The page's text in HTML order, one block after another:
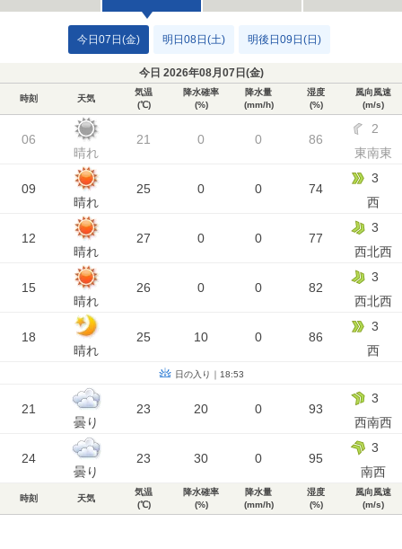
今日07日(金) 明日08日(土) 明後日09日(日)
今日 2026年08月07日(金)
時刻 天気
気温
(℃)
降水確率
(%)
降水量
(mm/h)
湿度
(%)
風向風速
(m/s)
06
晴れ
21 0 0 86
2
東南東
09
晴れ
25 0 0 74
3
西
12
晴れ
27 0 0 77
3
西北西
15
晴れ
26 0 0 82
3
西北西
18
晴れ
25 10 0 86
3
西
日の入り｜18:53
21
曇り
23 20 0 93
3
西南西
24
曇り
23 30 0 95
3
南西
時刻 天気
気温
(℃)
降水確率
(%)
降水量
(mm/h)
湿度
(%)
風向風速
(m/s)